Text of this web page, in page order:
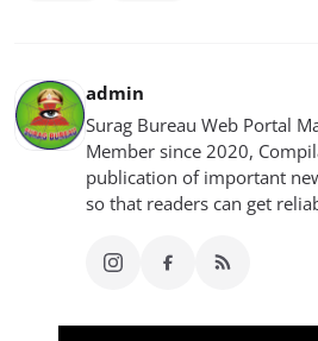
admin
Surag Bureau Web Portal
Member since 2020,
publication of important
so that readers can get